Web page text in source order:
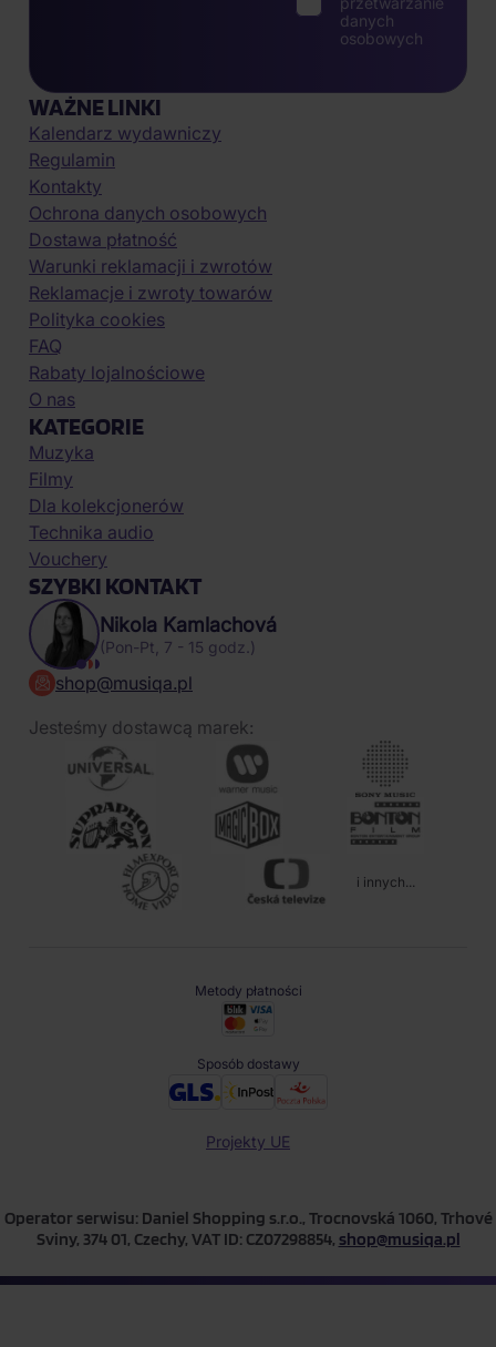
danych
osobowych
WAŻNE LINKI
Kalendarz wydawniczy
Regulamin
Kontakty
Ochrona danych osobowych
Dostawa płatność
Warunki reklamacji i zwrotów
Reklamacje i zwroty towarów
Polityka cookies
FAQ
Rabaty lojalnościowe
O nas
KATEGORIE
Muzyka
Filmy
Dla kolekcjonerów
Technika audio
Vouchery
SZYBKI KONTAKT
Nikola Kamlachová
(Pon-Pt, 7 - 15 godz.)
shop@musiqa.pl
Jesteśmy dostawcą marek:
i innych...
Metody płatności
Sposób dostawy
Projekty UE
Operator serwisu: Daniel Shopping s.r.o., Trocnovská 1060, Trhové
Sviny, 374 01, Czechy, VAT ID: CZ07298854, shop@musiqa.pl